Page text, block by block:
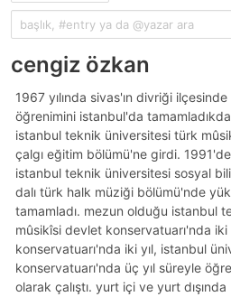
cengiz özkan
1967 yılında sivas'ın divriği
öğrenimini i̇stanbul'da
i̇stanbul teknik üniversitesi türk
çalgı eğitim bölümü'ne girdi.
i̇stanbul teknik üniversitesi sosyal
dalı türk halk müziği bölümü'nde
tamamladı. mezun olduğu i̇stanbul
mûsikîsi devlet konservatuarı'nda
konservatuarı'nda iki yıl, i̇stanbul
konservatuarı'nda üç yıl süreyle
olarak çalıştı. yurt içi ve yurt